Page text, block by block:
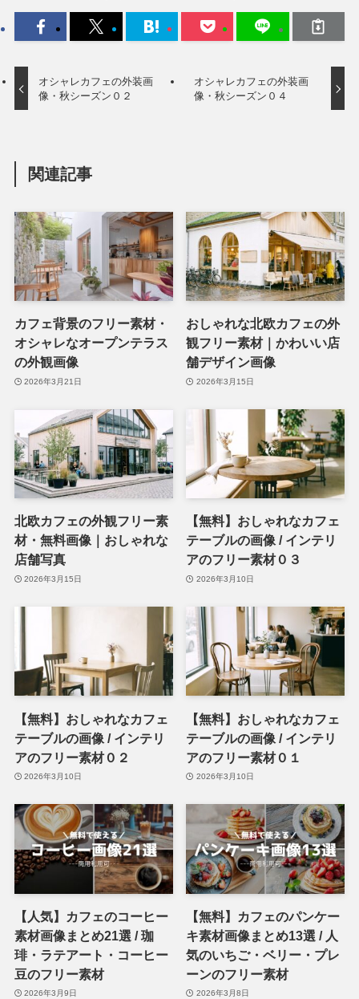
オシャレカフェの外装画
像・秋シーズン０２
オシャレカフェの外装画
像・秋シーズン０４
関連記事
カフェ背景のフリー素材・
オシャレなオープンテラス
の外観画像
2026年3月21日
おしゃれな北欧カフェの外
観フリー素材｜かわいい店
舗デザイン画像
2026年3月15日
北欧カフェの外観フリー素
材・無料画像｜おしゃれな
店舗写真
2026年3月15日
【無料】おしゃれなカフェ
テーブルの画像 / インテリ
アのフリー素材０３
2026年3月10日
【無料】おしゃれなカフェ
テーブルの画像 / インテリ
アのフリー素材０２
2026年3月10日
【無料】おしゃれなカフェ
テーブルの画像 / インテリ
アのフリー素材０１
2026年3月10日
【人気】カフェのコーヒー
素材画像まとめ21選 / 珈
琲・ラテアート・コーヒー
豆のフリー素材
2026年3月9日
【無料】カフェのパンケー
キ素材画像まとめ13選 / 人
気のいちご・ベリー・プレ
ーンのフリー素材
2026年3月8日